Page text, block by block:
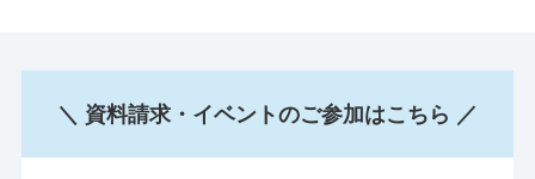
＼ 資料請求・イベントのご参加はこちら ／